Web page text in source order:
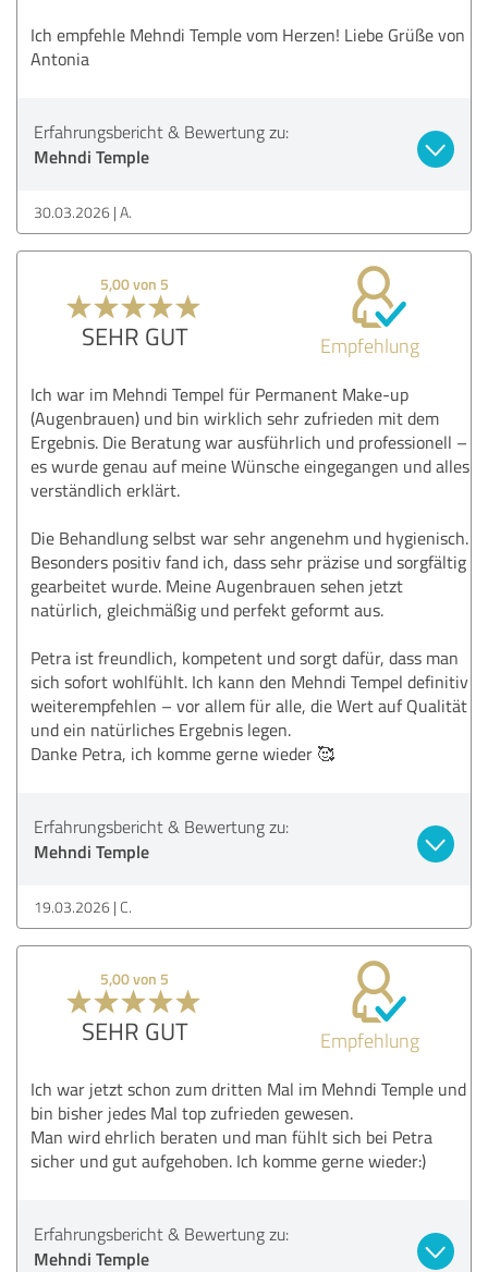
Ich empfehle Mehndi Temple vom Herzen! Liebe Grüße von
Antonia
Erfahrungsbericht & Bewertung zu:
Mehndi Temple
30.03.2026 A.
5,00 von 5
SEHR GUT Empfehlung
Ich war im Mehndi Tempel für Permanent Make-up
(Augenbrauen) und bin wirklich sehr zufrieden mit dem
Ergebnis. Die Beratung war ausführlich und professionell –
es wurde genau auf meine Wünsche eingegangen und alles
verständlich erklärt.
Die Behandlung selbst war sehr angenehm und hygienisch.
Besonders positiv fand ich, dass sehr präzise und sorgfältig
gearbeitet wurde. Meine Augenbrauen sehen jetzt
natürlich, gleichmäßig und perfekt geformt aus.
Petra ist freundlich, kompetent und sorgt dafür, dass man
sich sofort wohlfühlt. Ich kann den Mehndi Tempel definitiv
weiterempfehlen – vor allem für alle, die Wert auf Qualität
und ein natürliches Ergebnis legen.
Danke Petra, ich komme gerne wieder 🥰
Erfahrungsbericht & Bewertung zu:
Mehndi Temple
19.03.2026 C.
5,00 von 5
SEHR GUT Empfehlung
Ich war jetzt schon zum dritten Mal im Mehndi Temple und
bin bisher jedes Mal top zufrieden gewesen.
Man wird ehrlich beraten und man fühlt sich bei Petra
sicher und gut aufgehoben. Ich komme gerne wieder:)
Erfahrungsbericht & Bewertung zu:
Mehndi Temple